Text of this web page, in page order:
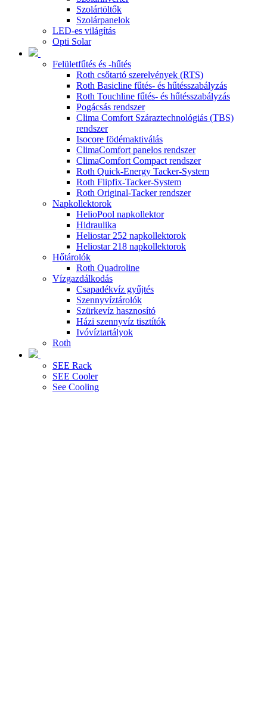
Szolártöltők
Szolárpanelok
LED-es világítás
Opti Solar
Felületfűtés és -hűtés
Roth csőtartó szerelvények (RTS)
Roth Basicline fűtés- és hűtésszabályzás
Roth Touchline fűtés- és hűtésszabályzás
Pogácsás rendszer
Clima Comfort Száraztechnológiás (TBS)
rendszer
Isocore födémaktiválás
ClimaComfort panelos rendszer
ClimaComfort Compact rendszer
Roth Quick-Energy Tacker-System
Roth Flipfix-Tacker-System
Roth Original-Tacker rendszer
Napkollektorok
HelioPool napkollektor
Hidraulika
Heliostar 252 napkollektorok
Heliostar 218 napkollektorok
Hőtárolók
Roth Quadroline
Vízgazdálkodás
Csapadékvíz gyűjtés
Szennyvíztárolók
Szürkevíz hasznosító
Házi szennyvíz tisztítók
Ivóvíztartályok
Roth
SEE Rack
SEE Cooler
See Cooling